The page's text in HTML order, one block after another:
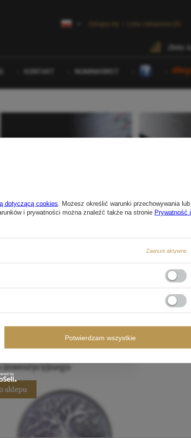
dotyczącą cookies . Możesz określić warunki przechowywania lub
i prywatności można znaleźć także na stronie Prywatność i
Zawsze aktywne
Potwierdzam wszystkie